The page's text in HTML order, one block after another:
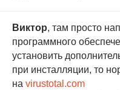
Виктор, там просто
программного
установить
при инсталляции, то
на virustotal.com